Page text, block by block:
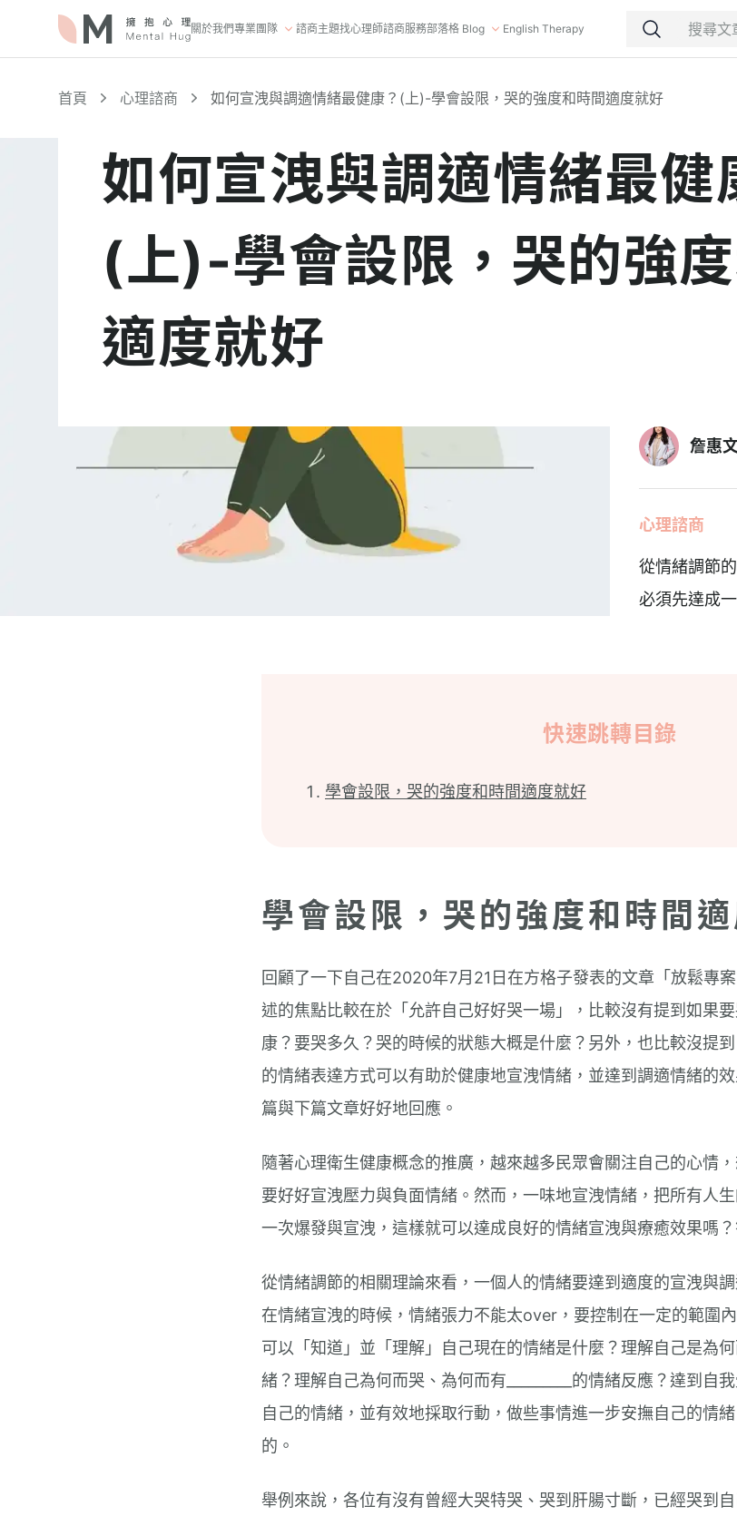
關於我們專業團隊 諮商主題找心理師諮商服務部落格 Blog English Therapy
首頁 心理諮商 如何宣洩與調適情緒最健康？(上)-學會設限，哭的強度和時間適度就好
如何宣洩與調適情緒最健
(上)-學會設限，哭的強
適度就好
詹惠
心理諮商
從情緒調節
必須先達成
快速跳轉目錄
學會設限，哭的強度和時間適度就好
學會設限，哭的強度和時間
回顧了一下自己在2020年7月21日在方格子發表的文章「放鬆專
述的焦點比較在於「允許自己好好哭一場」，比較沒有提到如果
康？要哭多久？哭的時候的狀態大概是什麼？另外，也比較沒提
的情緒表達方式可以有助於健康地宣洩情緒，並達到調適情緒的
篇與下篇文章好好地回應。
隨著心理衛生健康概念的推廣，越來越多民眾會關注自己的心情
要好好宣洩壓力與負面情緒。然而，一味地宣洩情緒，把所有人
一次爆發與宣洩，這樣就可以達成良好的情緒宣洩與療癒效果嗎？
從情緒調節的相關理論來看，一個人的情緒要達到適度的宣洩與
在情緒宣洩的時候，情緒張力不能太over，要控制在一定的範圍
可以「知道」並「理解」自己現在的情緒是什麼？理解自己是為何
緒？理解自己為何而哭、為何而有_________的情緒反應？達到自
自己的情緒，並有效地採取行動，做些事情進一步安撫自己的情
的。
舉例來說，各位有沒有曾經大哭特哭、哭到肝腸寸斷，已經哭到